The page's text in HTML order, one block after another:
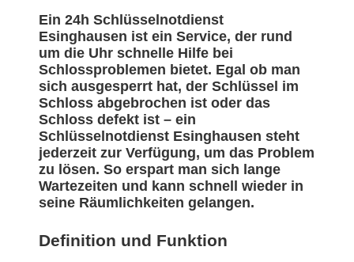
Ein 24h Schlüsselnotdienst
Esinghausen ist ein Service, der rund
um die Uhr schnelle Hilfe bei
Schlossproblemen bietet. Egal ob man
sich ausgesperrt hat, der Schlüssel im
Schloss abgebrochen ist oder das
Schloss defekt ist – ein
Schlüsselnotdienst Esinghausen steht
jederzeit zur Verfügung, um das Problem
zu lösen. So erspart man sich lange
Wartezeiten und kann schnell wieder in
seine Räumlichkeiten gelangen.
Definition und Funktion